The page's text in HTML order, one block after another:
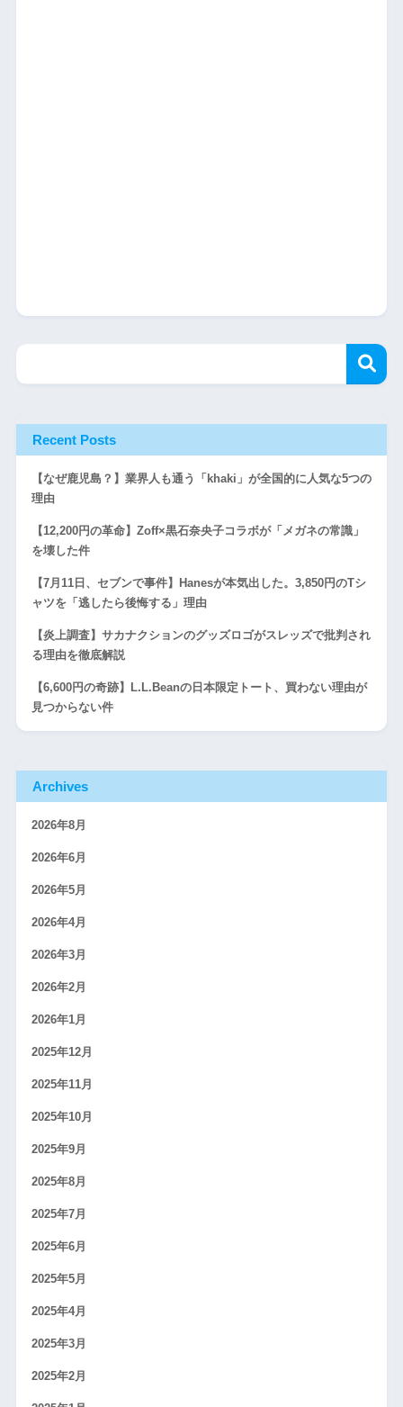
Recent Posts
【なぜ鹿児島？】業界人も通う「khaki」が全国的に人気な5つの
理由
【12,200円の革命】Zoff×黒石奈央子コラボが「メガネの常識」
を壊した件
【7月11日、セブンで事件】Hanesが本気出した。3,850円のTシ
ャツを「逃したら後悔する」理由
【炎上調査】サカナクションのグッズロゴがスレッズで批判され
る理由を徹底解説
【6,600円の奇跡】L.L.Beanの日本限定トート、買わない理由が
見つからない件
Archives
2026年8月
2026年6月
2026年5月
2026年4月
2026年3月
2026年2月
2026年1月
2025年12月
2025年11月
2025年10月
2025年9月
2025年8月
2025年7月
2025年6月
2025年5月
2025年4月
2025年3月
2025年2月